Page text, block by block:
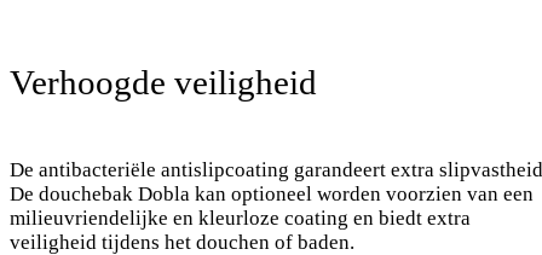
Verhoogde veiligheid
De antibacteriële antislipcoating garandeert extra
De douchebak Dobla kan optioneel worden voorzien van een
milieuvriendelijke en kleurloze coating en biedt extra
veiligheid tijdens het douchen of baden.